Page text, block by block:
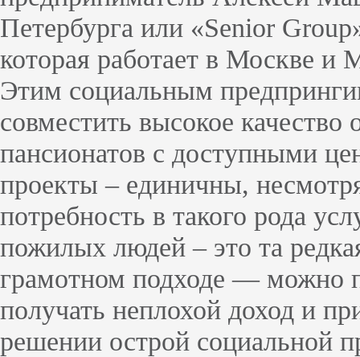
Петербурга или «Senior
которая работает в Москве и
Этим социальным
совместить высокое качество
пансионатов с доступными
проекты – единичны,
потребность в такого рода
пожилых людей – это та
грамотном подходе — можно
получать неплохой доход и
решении острой социальной